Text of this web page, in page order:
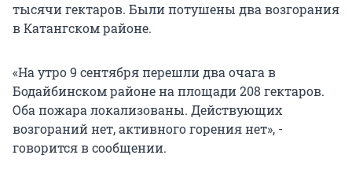
тысячи гектаров. Были потушены два возгорания
в Катангском районе.
«На утро 9 сентября перешли два очага в
Бодайбинском районе на площади 208 гектаров.
Оба пожара локализованы. Действующих
возгораний нет, активного горения нет», -
говорится в сообщении.